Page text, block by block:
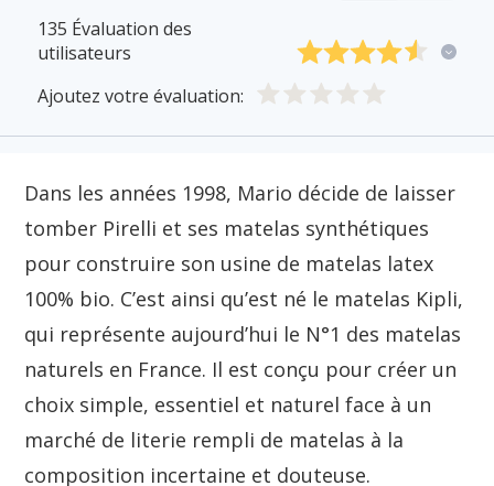
135 Évaluation des
utilisateurs
Ajoutez votre évaluation:
Dans les années 1998, Mario décide de laisser
tomber Pirelli et ses matelas synthétiques
pour construire son usine de matelas latex
100% bio. C’est ainsi qu’est né le matelas Kipli,
qui représente aujourd’hui le N°1 des matelas
naturels en France. Il est conçu pour créer un
choix simple, essentiel et naturel face à un
marché de literie rempli de matelas à la
composition incertaine et douteuse.